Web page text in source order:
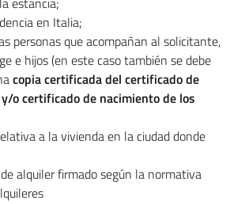
en Italia;
personas que acompañan al solicitante,
e hijos (en este caso también se debe
copia certificada del certificado de
o certificado de nacimiento de los
a la vivienda en la ciudad donde
alquiler firmado según la normativa